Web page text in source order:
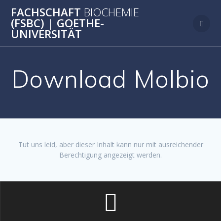
Inhalt
FACHSCHAFT BIOCHEMIE
(FSBC) | GOETHE-
UNIVERSITÄT
Download Molbio
Tut uns leid, aber dieser Inhalt kann nur mit ausreichender
Berechtigung angezeigt werden.